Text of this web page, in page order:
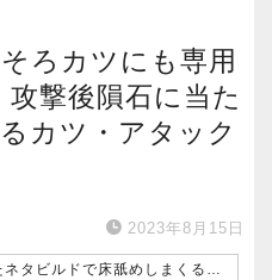
ろカツにも専用
撃後隕石に当た
カツ・アタック
2023年8月15日
【ナイトレイン】 舐め腐ったネタビルドで床舐めしまくる「俺って面白いやろ？」みたいな寒い奴